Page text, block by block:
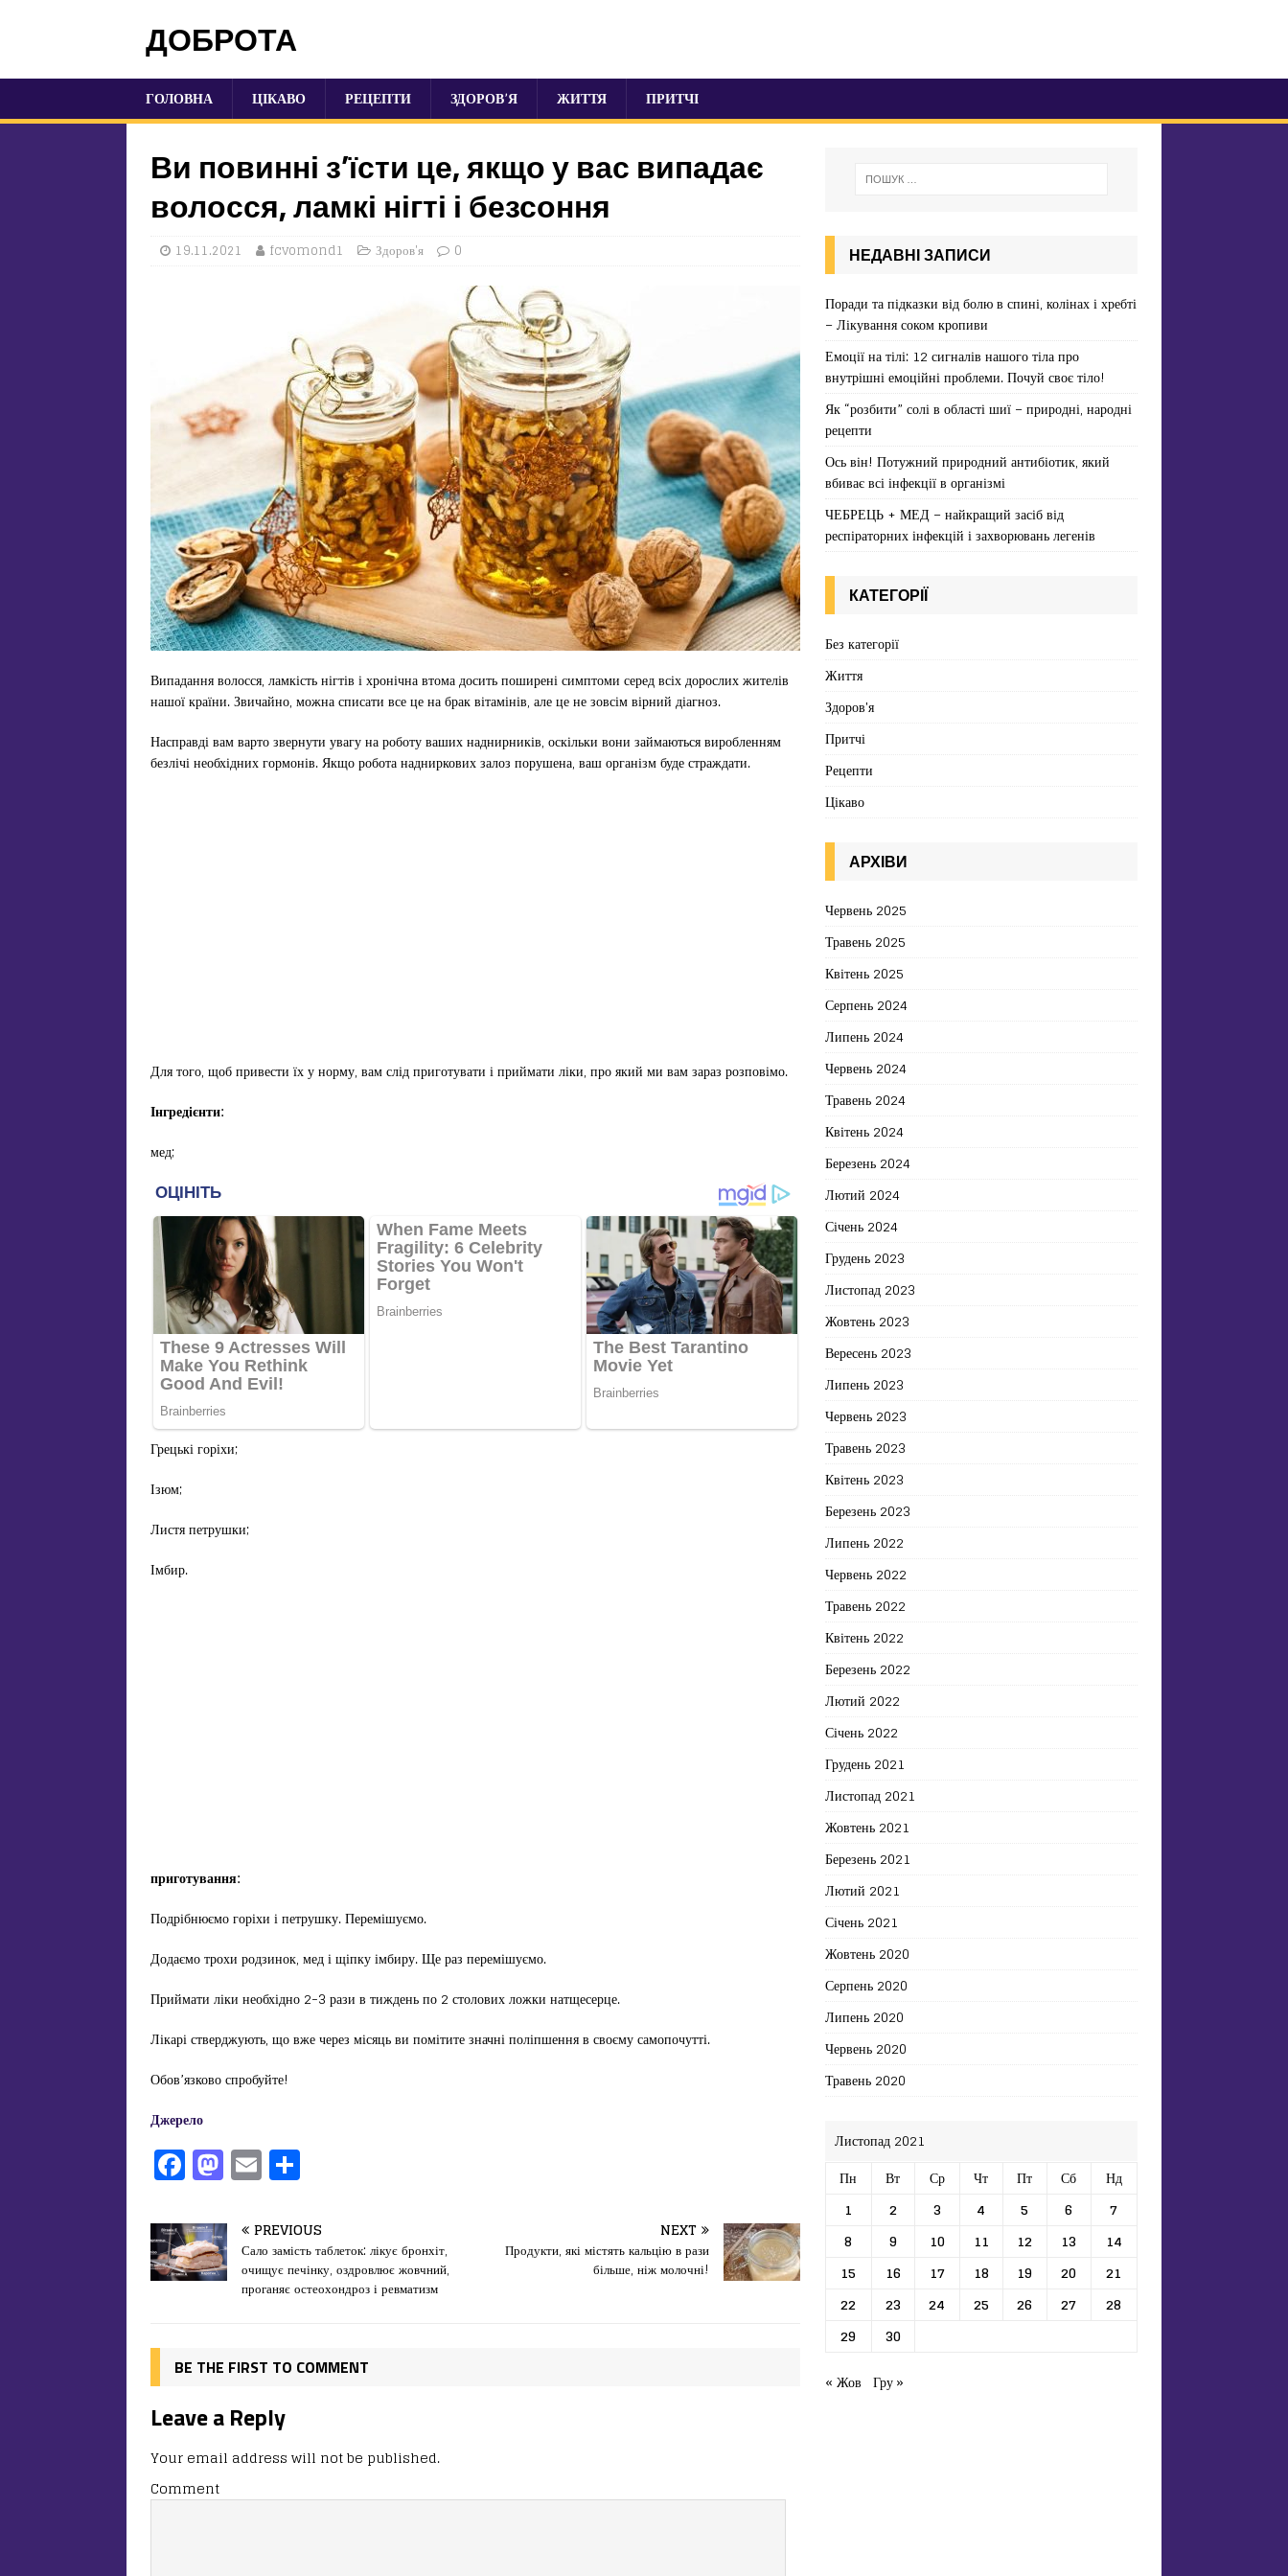
ДОБРОТА
ГОЛОВНА ЦІКАВО РЕЦЕПТИ ЗДОРОВ’Я ЖИТТЯ ПРИТЧІ
Ви повинні з’їсти це, якщо у вас випадає
волосся, ламкі нігті і безсоння
19.11.2021 fcvomond1 Здоров'я 0
Випадання волосся, ламкість нігтів і хронічна втома досить поширені симптоми серед всіх дорослих жителів
нашої країни. Звичайно, можна списати все це на брак вітамінів, але це не зовсім вірний діагноз.
Насправді вам варто звернути увагу на роботу ваших наднирників, оскільки вони займаються виробленням
безлічі необхідних гормонів. Якщо робота надниркових залоз порушена, ваш організм буде страждати.
Для того, щоб привести їх у норму, вам слід приготувати і приймати ліки, про який ми вам зараз розповімо.
Інгредієнти:
мед;
Грецькі горіхи;
Ізюм;
Листя петрушки;
Імбир.
приготування:
Подрібнюємо горіхи і петрушку. Перемішуємо.
Додаємо трохи родзинок, мед і щіпку імбиру. Ще раз перемішуємо.
Приймати ліки необхідно 2-3 рази в тиждень по 2 столових ложки натщесерце.
Лікарі стверджують, що вже через місяць ви помітите значні поліпшення в своєму самопочутті.
Обов’язково спробуйте!
Джерело
F
a
c
e
b
o
k
M
a
st
o
d
n
E
m
ai
l
іл
и
т
я
PREVIOUS
Сало замість таблеток: лікує бронхіт,
очищує печінку, оздровлює жовчний,
проганяє остеохондроз і ревматизм
NEXT
Продукти, які містять кальцію в рази
більше, ніж молочні!
BE THE FIRST TO COMMENT
Leave a Reply
Your email address will not be published.
Comment
НЕДАВНІ ЗАПИСИ
Поради та підказки від болю в спині, колінах і хребті
– Лікування соком кропиви
Емоції на тілі: 12 сигналів нашого тіла про
внутрішні емоційні проблеми. Почуй своє тіло!
Як “розбити” солі в області шиї – природні, народні
рецепти
Ось він! Потужний природний антибіотик, який
вбиває всі інфекції в організмі
ЧЕБРЕЦЬ + МЕД – найкращий засіб від
респіраторних інфекцій і захворювань легенів
КАТЕГОРІЇ
Без категорії
Життя
Здоров'я
Притчі
Рецепти
Цікаво
АРХІВИ
Червень 2025
Травень 2025
Квітень 2025
Серпень 2024
Липень 2024
Червень 2024
Травень 2024
Квітень 2024
Березень 2024
Лютий 2024
Січень 2024
Грудень 2023
Листопад 2023
Жовтень 2023
Вересень 2023
Липень 2023
Червень 2023
Травень 2023
Квітень 2023
Березень 2023
Липень 2022
Червень 2022
Травень 2022
Квітень 2022
Березень 2022
Лютий 2022
Січень 2022
Грудень 2021
Листопад 2021
Жовтень 2021
Березень 2021
Лютий 2021
Січень 2021
Жовтень 2020
Серпень 2020
Липень 2020
Червень 2020
Травень 2020
Листопад 2021
Пн
Вт Ср Чт Пт Сб
Нд
1
2 3 4 5 6
7
8
9 10 11 12 13
14
15
16 17 18 19 20
21
22
23 24 25 26 27
28
29
30
« Жов Гру »